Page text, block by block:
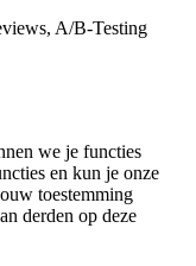
A/B-Testing
we je functies
en kun je onze
toestemming
derden op deze